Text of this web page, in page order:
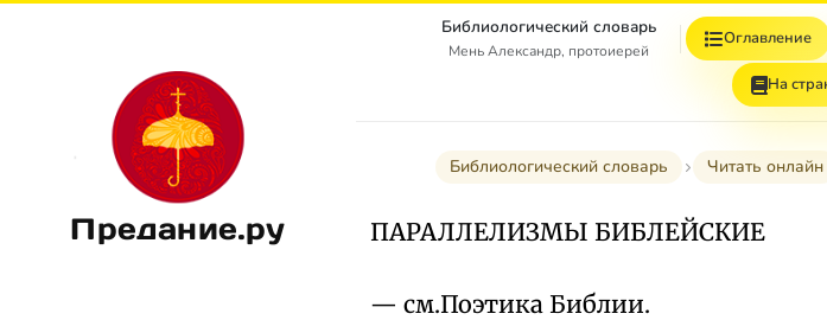
Предание.ру
Библиологический словарь
Мень Александр, протоиерей
Оглавление
На
Библиологический словарь Читать онлайн
ПАРАЛЛЕЛИЗМЫ БИБЛЕЙСКИЕ
— см.Поэтика Библии.